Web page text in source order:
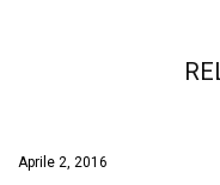
Aprile 2, 2016